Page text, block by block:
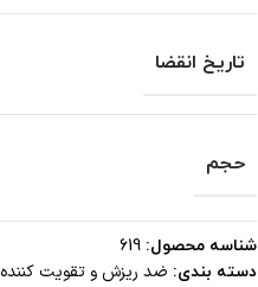
تاریخ انقضا
حجم
شناسه محصول: 619
دسته بندی: ضد ریزش و تقویت کننده